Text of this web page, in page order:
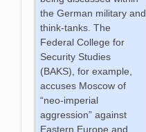
the German military and
think-tanks. The
Federal College for
Security Studies
(BAKS), for example,
accuses Moscow of
“neo-imperial
aggression” against
Eastern Europe and